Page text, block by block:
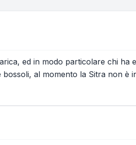
ed in modo particolare chi ha
al momento la Sitra non è